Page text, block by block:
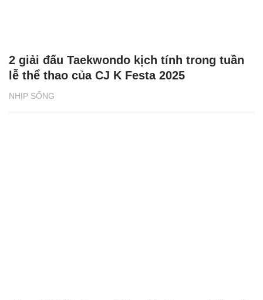
NHỊP SỐNG
2 giải đấu Taekwondo kịch tính trong tuần
lễ thể thao của CJ K Festa 2025